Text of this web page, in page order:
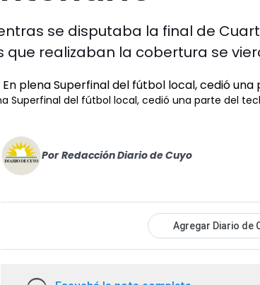
se disputaba la final de
que realizaban la cobertura se
Superfinal del fútbol local, cedió una parte del
Por Redacción Diario de Cuyo
Agregar Diario de